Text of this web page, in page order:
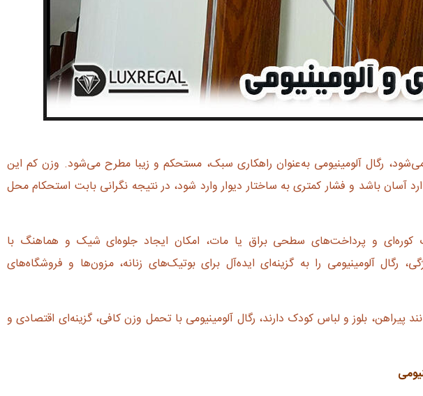
رگال آلومینیومی به‌عنوان راهکاری سبک، مستحکم و زیبا مطرح می‌شود. وزن کم این
آسان باشد و فشار کمتری به ساختار دیوار وارد شود، در نتیجه نگرانی بابت استحکام محل
کوره‌ای و پرداخت‌های سطحی براق یا مات، امکان ایجاد جلوه‌ای شیک و هماهنگ با
رگال آلومینیومی را به گزینه‌ای ایده‌آل برای بوتیک‌های زنانه، مزون‌ها و فروشگاه‌های
بلوز و لباس کودک دارند، رگال آلومینیومی با تحمل وزن کافی، گزینه‌ای اقتصادی و